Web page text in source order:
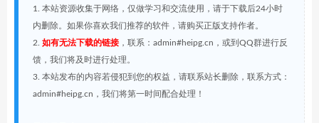
1. 本站资源收集于网络，仅做学习和交流使用，请于下载后24小时
内删除。如果你喜欢我们推荐的软件，请购买正版支持作者。
2. 如有无法下载的链接，联系：admin#heipg.cn，或到QQ群进行反
馈，我们将及时进行处理。
3. 本站发布的内容若侵犯到您的权益，请联系站长删除，联系方式：
admin#heipg.cn，我们将第一时间配合处理！